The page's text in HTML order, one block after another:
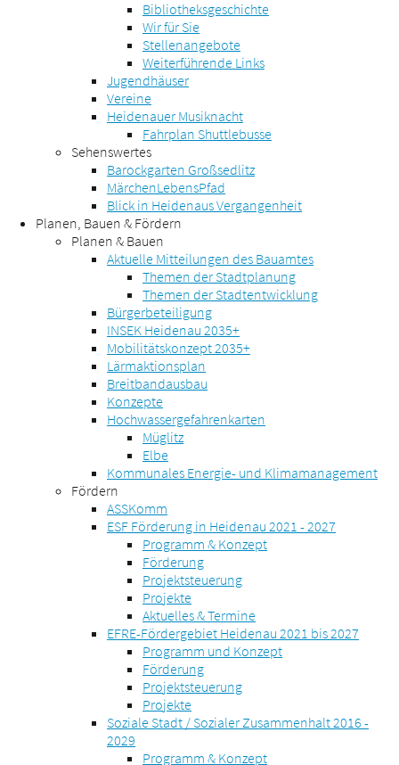
Bibliotheksgeschichte
Wir für Sie
Stellenangebote
Weiterführende Links
Jugendhäuser
Vereine
Heidenauer Musiknacht
Fahrplan Shuttlebusse
Sehenswertes
Barockgarten Großsedlitz
MärchenLebensPfad
Blick in Heidenaus Vergangenheit
Planen, Bauen & Fördern
Planen & Bauen
Aktuelle Mitteilungen des Bauamtes
Themen der Stadtplanung
Themen der Stadtentwicklung
Bürgerbeteiligung
INSEK Heidenau 2035+
Mobilitätskonzept 2035+
Lärmaktionsplan
Breitbandausbau
Konzepte
Hochwassergefahrenkarten
Müglitz
Elbe
Kommunales Energie- und Klimamanagement
Fördern
ASSKomm
ESF Förderung in Heidenau 2021 - 2027
Programm & Konzept
Förderung
Projektsteuerung
Projekte
Aktuelles & Termine
EFRE-Fördergebiet Heidenau 2021 bis 2027
Programm und Konzept
Förderung
Projektsteuerung
Projekte
Soziale Stadt / Sozialer Zusammenhalt 2016 -
2029
Programm & Konzept